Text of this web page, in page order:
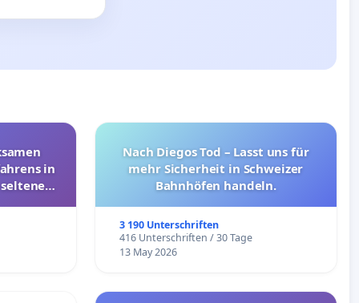
in
Nach Diegos Tod – Lasst uns für
mehr Sicherheit in Schweizer
Bahnhöfen handeln.
3 190 Unterschriften
416 Unterschriften / 30 Tage
13 May 2026